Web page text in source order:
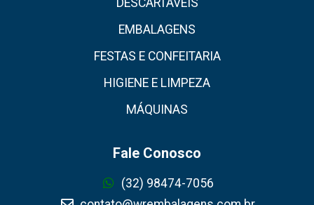
DESCARTÁVEIS
EMBALAGENS
FESTAS E CONFEITARIA
HIGIENE E LIMPEZA
MÁQUINAS
Fale Conosco
(32) 98474-7056